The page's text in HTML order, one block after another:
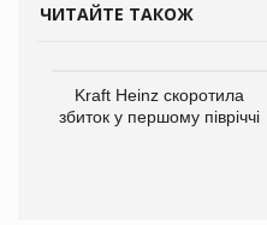
ЧИТАЙТЕ ТАКОЖ
Kraft Heinz скоротила
збиток у першому півріччі